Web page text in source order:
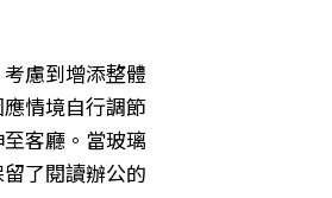
慮到增添整體
情境自行調節
客廳。當玻璃
了閱讀辦公的